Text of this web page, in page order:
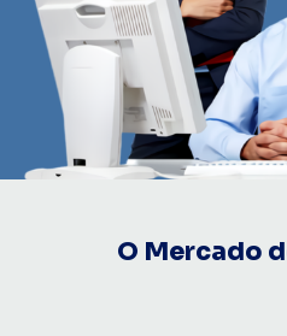
O Mercado